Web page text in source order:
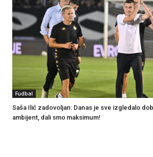
Fudbal
Saša Ilić zadovoljan: Danas je sve izgledalo
ambijent, dali smo maksimum!